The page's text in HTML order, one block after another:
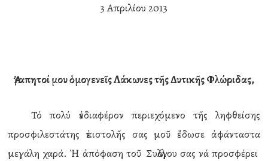
3 Απριλίου 2013
Ἀγαπητοί μου ὁμογενεῖς Λάκωνες τῆς Δυτικῆς Φλώριδας,
Τό πολύ ἐνδιαφέρον περιεχόμενο τῆς ληφθείσης
προσφιλεστάτης ἐπιστολῆς σας μοῦ ἔδωσε ἀφάνταστα
μεγάλη χαρά. Ἡ ἀπόφαση τοῦ Συλλόγου σας νά προσφέρει